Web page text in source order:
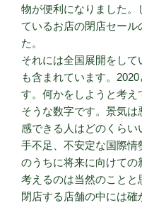
物が便利になりました。
ているお店の閉店セール
た。
それには全国展開をし
も含まれています。
す。何かをしようと考
そうな数字です。景気
感できる人はどのくらい
手不足、不安定な国際
のうちに将来に向けて
考えるのは当然のことと
閉店する店舗の中には